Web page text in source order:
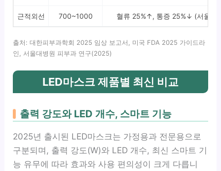
근적외선 700~1000 혈류 25%↑, 통증 25%↓ (서울
출처: 대한피부과학회 2025 임상 보고서, 미국 FDA 2025 가이드라
인, 서울대병원 피부과 연구(2025)
LED마스크 제품별 최신 비교
출력 강도와 LED 개수, 스마트 기능
2025년 출시된 LED마스크는 가정용과 전문용으로
구분되며, 출력 강도(W)와 LED 개수, 최신 스마트 기
능 유무에 따라 효과와 사용 편의성이 크게 다릅니